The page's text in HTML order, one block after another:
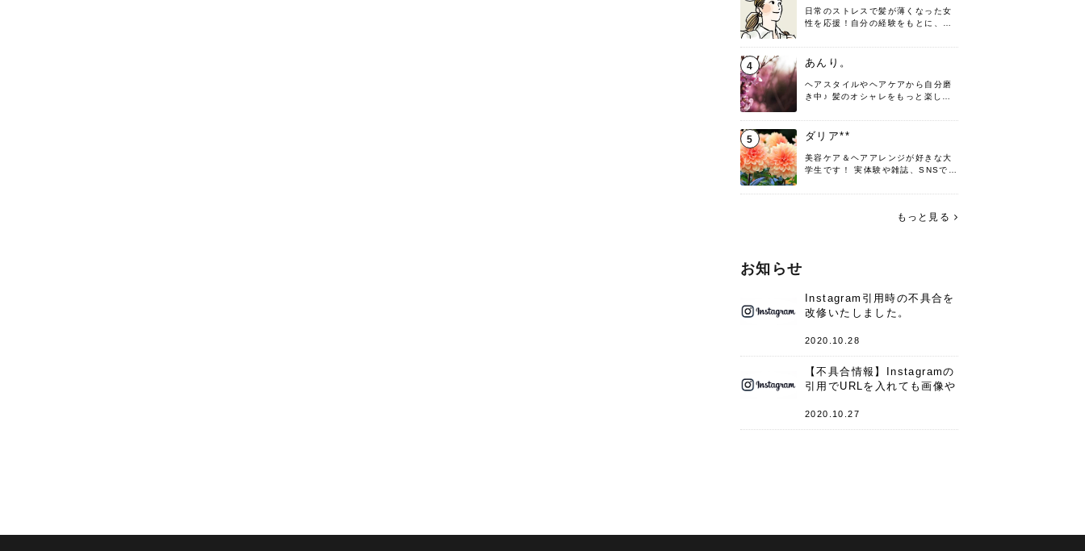
日常のストレスで髪が薄くなった女
性を応援！自分の経験をもとに、執
4 あんり。
ヘアスタイルやヘアケアから自分磨
き中♪ 髪のオシャレをもっと楽しめ
♡ 役立つ情報をお届けできるように
頑張ります！よろしくお願いしま
5 ダリア**
美容ケア＆ヘアアレンジが好きな大
学生です！ 実体験や雑誌、SNSで知
す。 これからよろしくお願いします
もっと見る
お知らせ
Instagram引用時の不具合を
改修いたしました。
2020.10.28
【不具合情報】Instagramの
引用でURLを入れても画像や
件
2020.10.27